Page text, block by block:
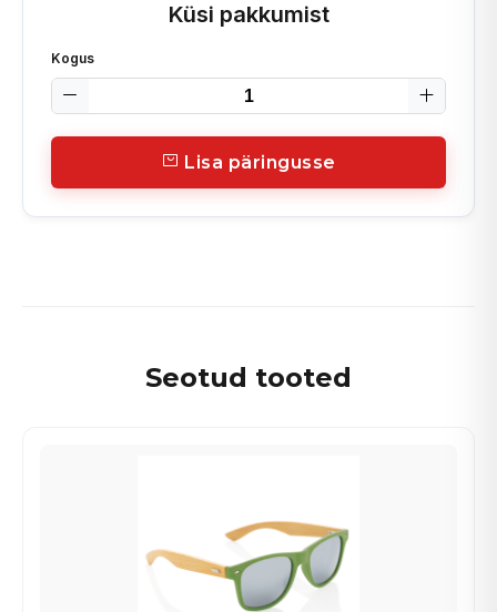
Küsi pakkumist
Kogus
Lisa päringusse
Seotud tooted